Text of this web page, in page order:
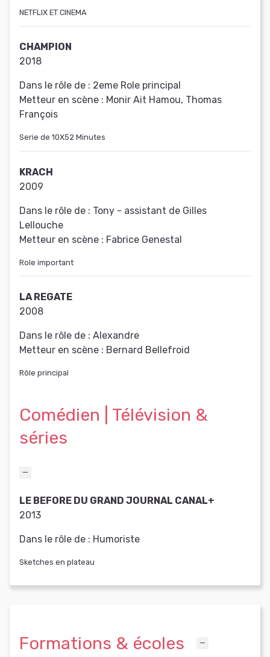
NETFLIX ET CINEMA
CHAMPION
2018
Dans le rôle de : 2eme Role principal
Metteur en scène : Monir Ait Hamou, Thomas
François
Serie de 10X52 Minutes
KRACH
2009
Dans le rôle de : Tony - assistant de Gilles
Lellouche
Metteur en scène : Fabrice Genestal
Role important
LA REGATE
2008
Dans le rôle de : Alexandre
Metteur en scène : Bernard Bellefroid
Rôle principal
Comédien | Télévision &
séries
LE BEFORE DU GRAND JOURNAL CANAL+
2013
Dans le rôle de : Humoriste
Sketches en plateau
Formations & écoles